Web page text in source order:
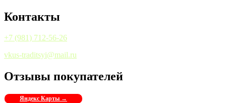
Контакты
+7 (981) 712-56-26
vkus-traditsyi@mail.ru
Отзывы покупателей
Яндекс Карты →